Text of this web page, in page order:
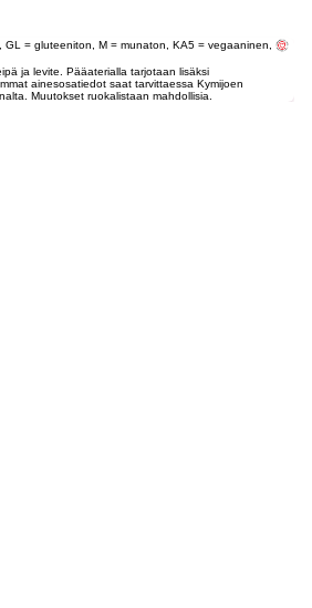
GL = gluteeniton, M = munaton, KA5 = vegaaninen,
ja levite. Pääaterialla tarjotaan lisäksi
ainesosatiedot saat tarvittaessa Kymijoen
Muutokset ruokalistaan mahdollisia.